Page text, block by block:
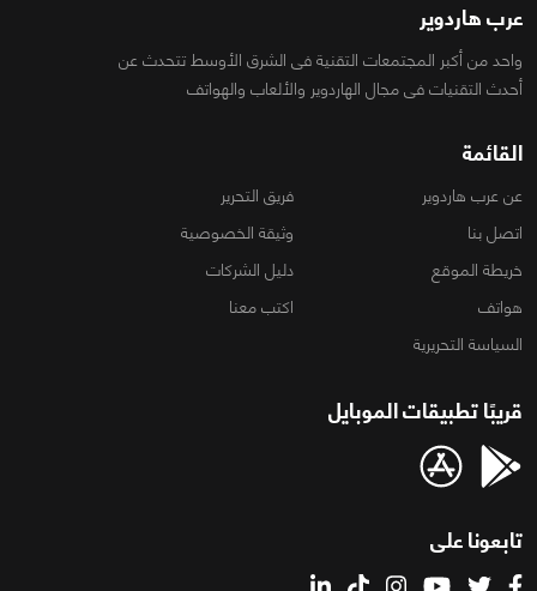
عرب هاردوير
واحد من أكبر المجتمعات التقنية فى الشرق الأوسط تتحدث عن
أحدث التقنيات فى مجال الهاردوير والألعاب والهواتف
القائمة
عن عرب هاردوير
فريق التحرير
اتصل بنا
وثيقة الخصوصية
خريطة الموقع
دليل الشركات
هواتف
اكتب معنا
السياسة التحريرية
قريبًا تطبيقات الموبايل
تابعونا على